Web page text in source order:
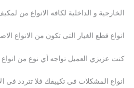
الخارجية و الداخلية لكافه الانواع من
انواع قطع الغيار التى تكون من الانواع
كنت عزيزي العميل تواجه أي نوع من
انواع المشكلات فى تكييفك فلا تتردد فى